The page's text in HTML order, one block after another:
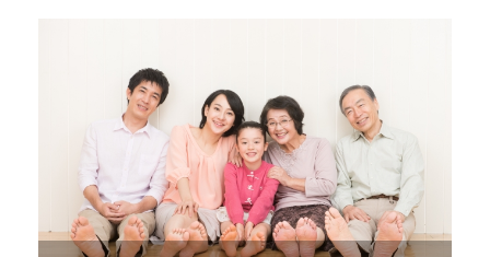
お知らせ
ご予約専用フォーム
LINEでのお問い合わせ